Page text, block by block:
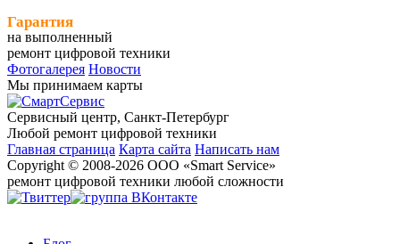
Гарантия
на выполненный
ремонт цифровой техники
Фотогалерея Новости
Мы принимаем карты
Сервисный центр, Cанкт-Петербург
Любой ремонт цифровой техники
Главная страница Карта сайта Написать нам
Copyright © 2008-2026 ООО «Smart Service»
ремонт цифровой техники любой сложности